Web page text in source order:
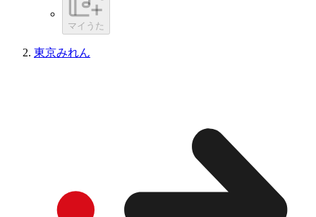
マイうた
東京みれん